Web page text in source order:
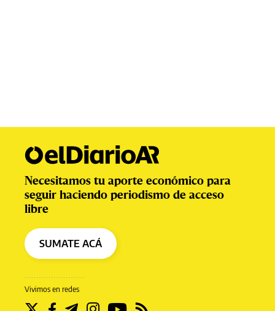
Vivimos en redes
Necesitamos tu aporte económico para
seguir haciendo periodismo de acceso
libre
SUMATE ACÁ